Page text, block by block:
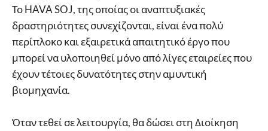
Το HAVA SOJ, της οποίας οι αναπτυξιακές
δραστηριότητες συνεχίζονται, είναι ένα πολύ
περίπλοκο και εξαιρετικά απαιτητικό έργο που
μπορεί να υλοποιηθεί μόνο από λίγες εταιρείες που
έχουν τέτοιες δυνατότητες στην αμυντική
βιομηχανία.
Όταν τεθεί σε λειτουργία, θα δώσει στη Διοίκηση